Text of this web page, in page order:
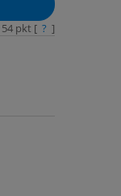
54pkt [ ? ]